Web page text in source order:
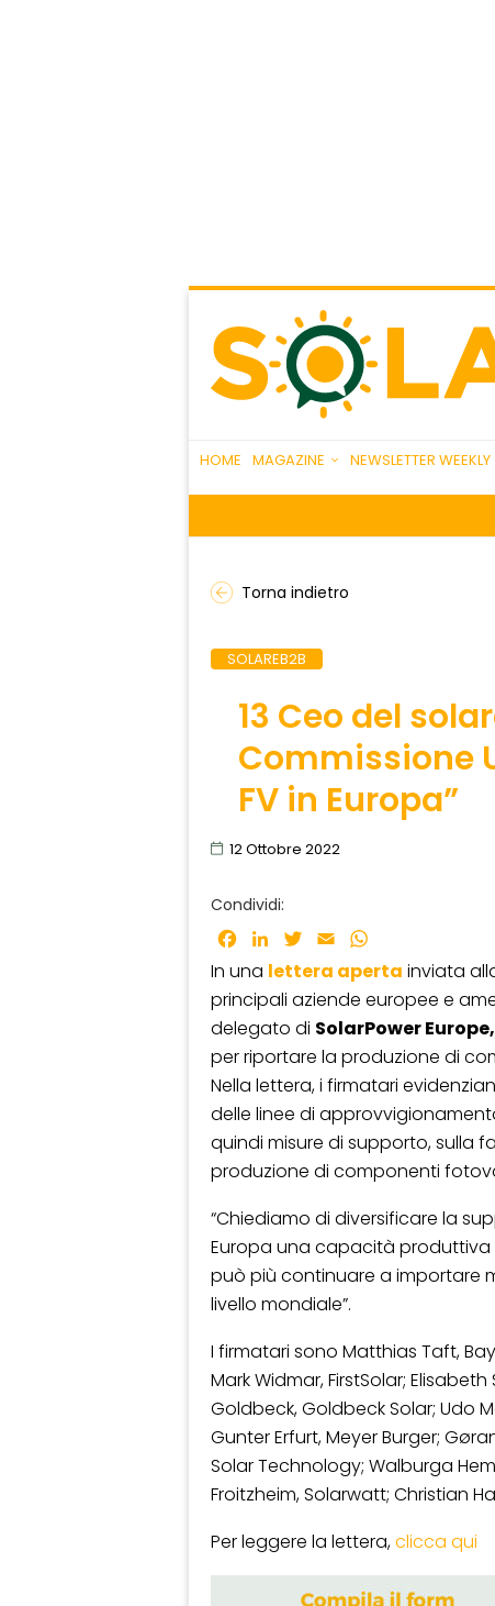
HOME MAGAZINE NEWSLETTER WEEKLY
Torna indietro
SOLAREB2B
13 Ceo del
Commissione
FV in Europa”
12 Ottobre 2022
Condividi:
Facebook
LinkedInTwitter
Email
In una lettera aperta inviata
principali aziende europee e
delegato di SolarPower Europe,
per riportare la produzione di
Nella lettera, i firmatari
delle linee di
quindi misure di supporto, sulla
produzione di componenti
“Chiediamo di diversificare la
Europa una capacità produttiva
può più continuare a importare
livello mondiale”.
I firmatari sono Matthias Taft,
Mark Widmar, FirstSolar;
Goldbeck, Goldbeck Solar; Udo
Gunter Erfurt, Meyer Burger;
Solar Technology; Walburga
Froitzheim, Solarwatt; Christian
Per leggere la lettera,clicca qui